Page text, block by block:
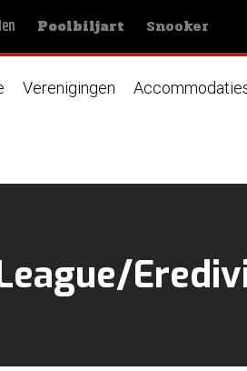
Poolbiljart Snooker
Verenigingen